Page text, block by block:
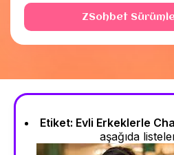
ZSohbet
Etiket: Evli Erkeklerle
aşağıda